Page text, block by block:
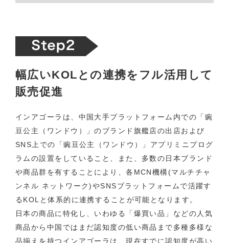
幅広いKOLとの連携をフル活用して
販売促進
インアゴーラは、中国大手プラットフォーム内での「豌
豆公主（ワンドウ）」のブランド旗艦店の出店および
SNS上での「豌豆公主（ワンドウ）」アプリミニプログ
ラムの設置をしていること、また、多数の日本ブランド
や商品群を有することにより、各MCN機構(マルチチャ
ンネル ネットワーク)やSNSプラットフォームで活躍す
るKOLと体系的に連携することが可能となります。
日本の商品に特化し、いわゆる「爆買い品」などの人気
商品から中国ではまだ認知度の低い商品まで多種多様な
品揃えを持つインアゴーラは、現在すでに認知度が高い